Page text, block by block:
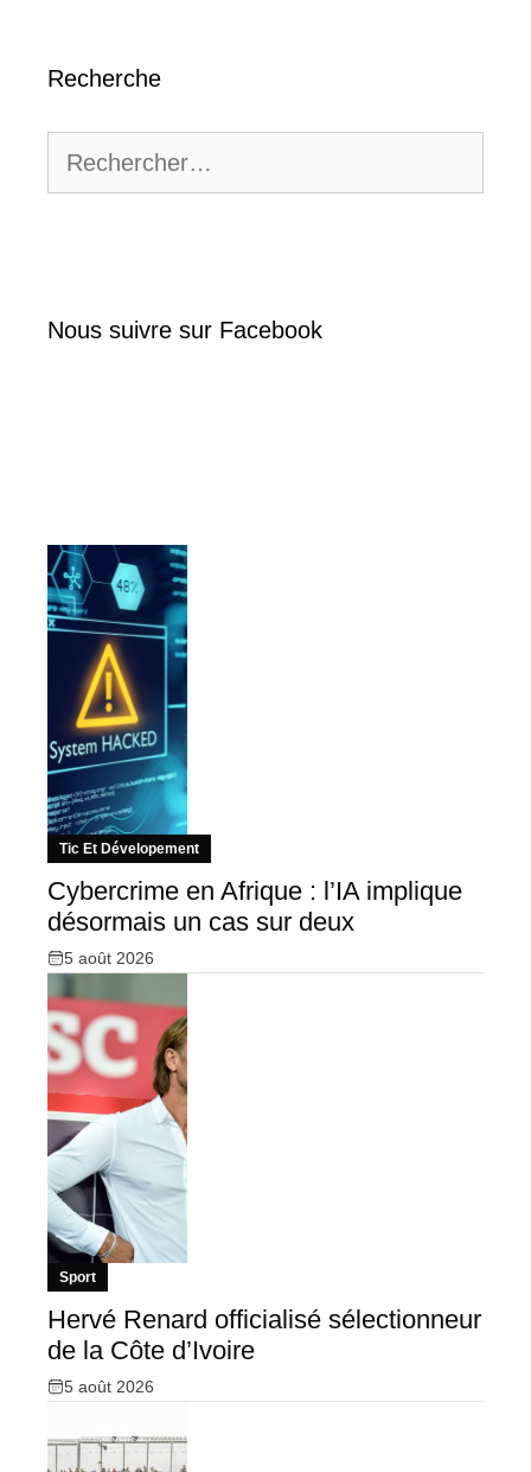
Recherche
Nous suivre sur Facebook
Tic Et Dévelopement
Cybercrime en Afrique : l’IA implique
désormais un cas sur deux
5 août 2026
Sport
Hervé Renard officialisé sélectionneur
de la Côte d’Ivoire
5 août 2026